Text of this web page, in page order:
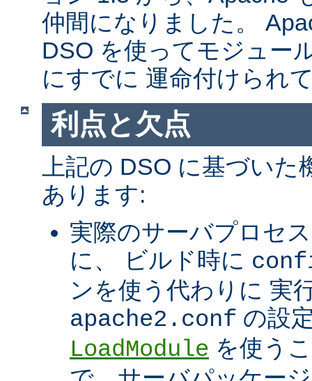
仲間になりました。
DSO を使ってモジュー
にすでに 運命付けられ
利点と欠点
上記の DSO に基づい
あります:
実際のサーバプロセ
に、 ビルド時に
ンを使う代わりに 実
apache2.conf の設
LoadModule を使う